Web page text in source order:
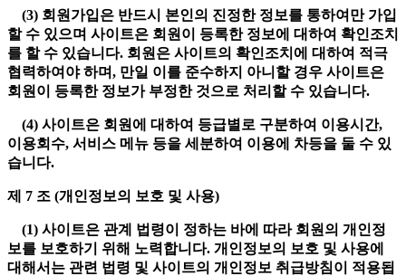
(3) 회원가입은 반드시 본인의 진정한 정보를 통하여만 가입
할 수 있으며 사이트은 회원이 등록한 정보에 대하여 확인조치
를 할 수 있습니다. 회원은 사이트의 확인조치에 대하여 적극
협력하여야 하며, 만일 이를 준수하지 아니할 경우 사이트은
회원이 등록한 정보가 부정한 것으로 처리할 수 있습니다.
(4) 사이트은 회원에 대하여 등급별로 구분하여 이용시간,
이용회수, 서비스 메뉴 등을 세분하여 이용에 차등을 둘 수 있
습니다.
제 7 조 (개인정보의 보호 및 사용)
(1) 사이트은 관계 법령이 정하는 바에 따라 회원의 개인정
보를 보호하기 위해 노력합니다. 개인정보의 보호 및 사용에
대해서는 관련 법령 및 사이트의 개인정보 취급방침이 적용됩